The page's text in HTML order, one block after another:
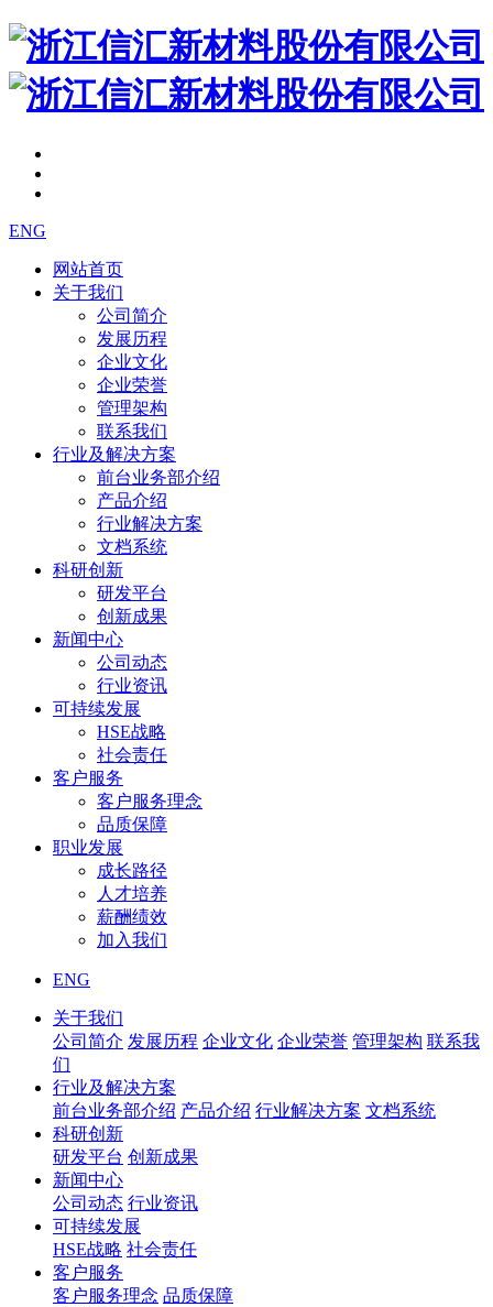
ENG
网站首页
关于我们
公司简介
发展历程
企业文化
企业荣誉
管理架构
联系我们
行业及解决方案
前台业务部介绍
产品介绍
行业解决方案
文档系统
科研创新
研发平台
创新成果
新闻中心
公司动态
行业资讯
可持续发展
HSE战略
社会责任
客户服务
客户服务理念
品质保障
职业发展
成长路径
人才培养
薪酬绩效
加入我们
ENG
关于我们
公司简介 发展历程 企业文化 企业荣誉 管理架构 联系我
们
行业及解决方案
前台业务部介绍 产品介绍 行业解决方案 文档系统
科研创新
研发平台 创新成果
新闻中心
公司动态 行业资讯
可持续发展
HSE战略 社会责任
客户服务
客户服务理念 品质保障